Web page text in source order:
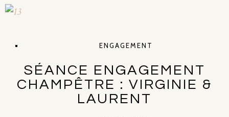
ENGAGEMENT
SÉANCE ENGAGEMENT
CHAMPÊTRE : VIRGINIE &
LAURENT